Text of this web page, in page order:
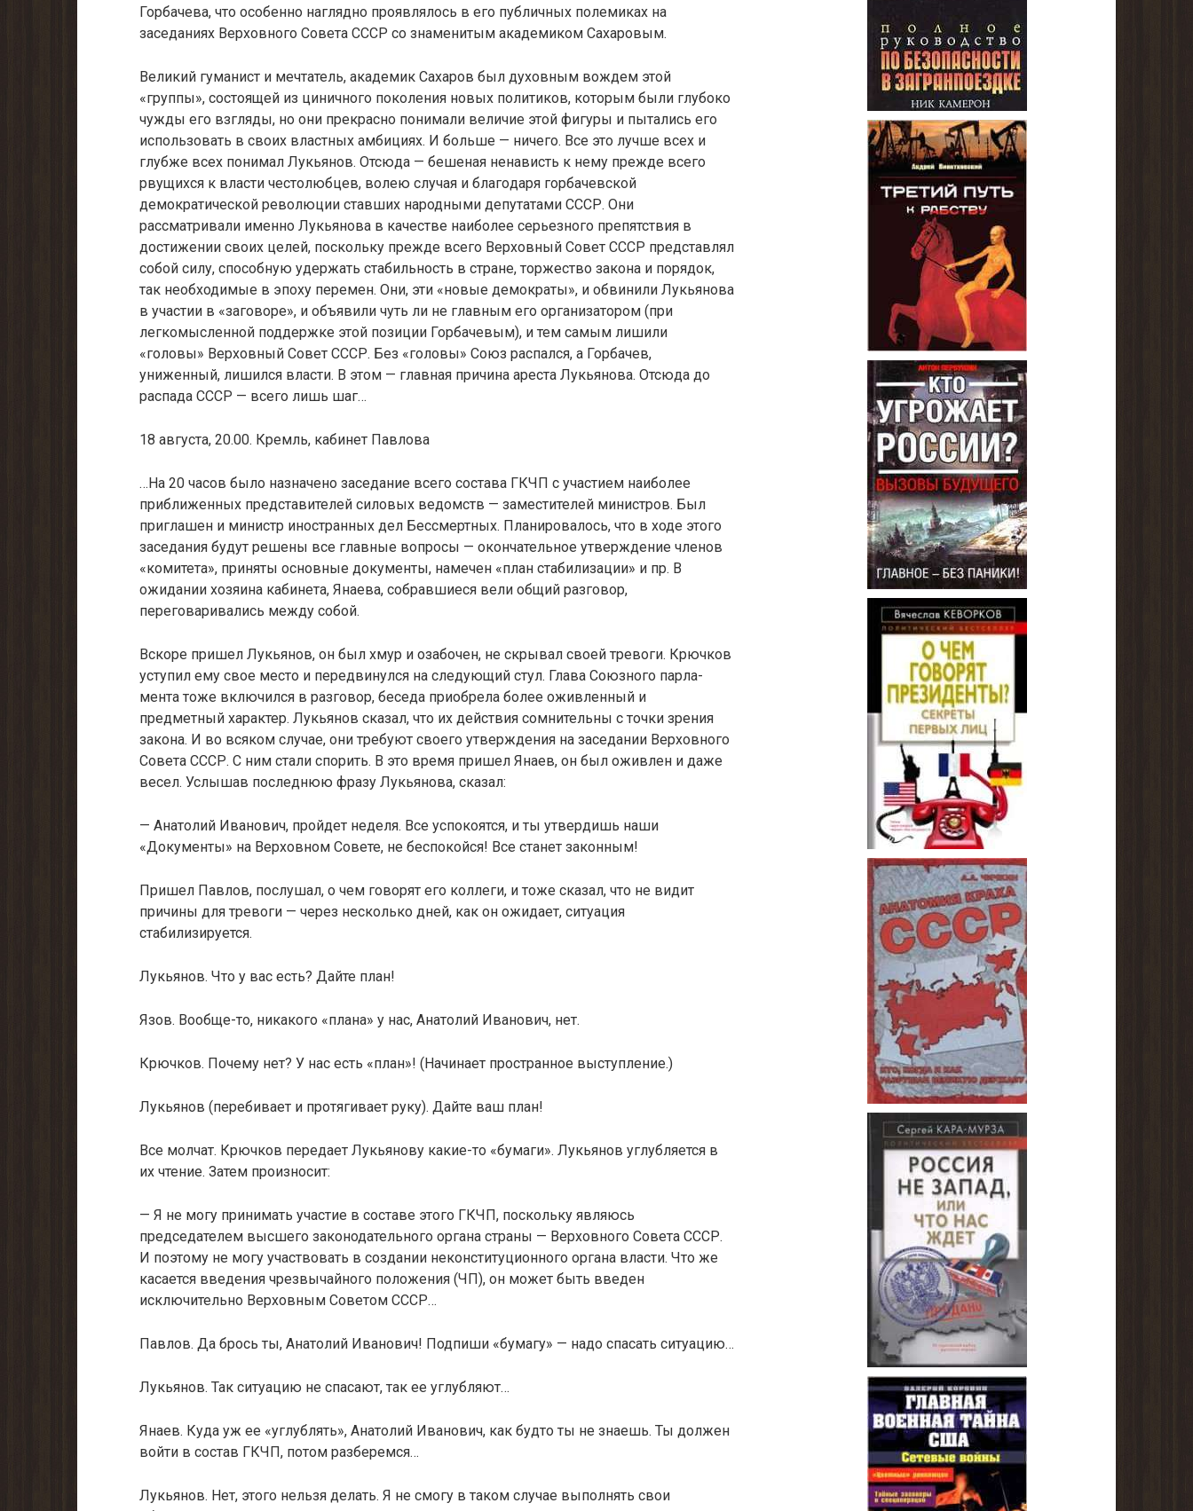
Горбачева, что особенно наглядно проявлялось в его публичных полемиках на
заседаниях Верховного Совета СССР со знаменитым академиком Сахаровым.
Великий гуманист и мечтатель, академик Сахаров был духовным вождем этой
«группы», состоящей из циничного поколения новых политиков, которым были глубоко
чужды его взгляды, но они прекрасно понимали величие этой фигу­ры и пытались его
использовать в своих властных амбициях. И больше — ничего. Все это лучше всех и
глубже всех пони­мал Лукьянов. Отсюда — бешеная ненависть к нему прежде всего
рвущихся к власти честолюбцев, волею случая и благо­даря горбачевской
демократической революции ставших на­родными депутатами СССР. Они
рассматривали именно Лукьянова в качестве наиболее серьезного препятствия в
достижении своих целей, поскольку прежде всего Верхов­ный Совет СССР представлял
собой силу, способную удер­жать стабильность в стране, торжество закона и порядок,
так необходимые в эпоху перемен. Они, эти «новые демократы», и обвинили Лукьянова
в участии в «заговоре», и объявили чуть ли не главным его организатором (при
легкомысленной поддержке этой позиции Горбачевым), и тем самым лишили
«головы» Верховный Совет СССР. Без «головы» Союз рас­пался, а Горбачев,
униженный, лишился власти. В этом — главная причина ареста Лукьянова. Отсюда до
распада СССР — всего лишь шаг…
18 августа, 20.00. Кремль, кабинет Павлова
…На 20 часов было назначено заседание всего состава ГКЧП с участием наиболее
приближенных представителей силовых ведомств — заместителей министров. Был
пригла­шен и министр иностранных дел Бессмертных. Планирова­лось, что в ходе этого
заседания будут решены все главные вопросы — окончательное утверждение членов
«комитета», приняты основные документы, намечен «план стабилиза­ции» и пр. В
ожидании хозяина кабинета, Янаева, собрав­шиеся вели общий разговор,
переговаривались между собой.
Вскоре пришел Лукьянов, он был хмур и озабочен, не скрывал своей тревоги. Крючков
уступил ему свое место и передвинулся на следующий стул. Глава Союзного парла­
мента тоже включился в разговор, беседа приобрела более оживленный и
предметный характер. Лукьянов сказал, что их действия сомнительны с точки зрения
закона. И во вся­ком случае, они требуют своего утверждения на заседании Верховного
Совета СССР. С ним стали спорить. В это время пришел Янаев, он был оживлен и даже
весел. Услышав по­следнюю фразу Лукьянова, сказал:
— Анатолий Иванович, пройдет неделя. Все успокоятся, и ты утвердишь наши
«Документы» на Верховном Совете, не беспокойся! Все станет законным!
Пришел Павлов, послушал, о чем говорят его коллеги, и тоже сказал, что не видит
причины для тревоги — через не­сколько дней, как он ожидает, ситуация
стабилизируется.
Лукьянов. Что у вас есть? Дайте план!
Язов. Вообще-то, никакого «плана» у нас, Анатолий Ива­нович, нет.
Крючков. Почему нет? У нас есть «план»! (Начинает пространное выступление.)
Лукьянов (перебивает и протягивает руку). Дайте ваш план!
Все молчат. Крючков передает Лукьянову какие-то «бу­маги». Лукьянов углубляется в
их чтение. Затем произно­сит:
— Я не могу принимать участие в составе этого ГКЧП, поскольку являюсь
председателем высшего законодательно­го органа страны — Верховного Совета СССР.
И поэтому не могу участвовать в создании неконституционного органа власти. Что же
касается введения чрезвычайного положения (ЧП), он может быть введен
исключительно Верховным Со­ветом СССР…
Павлов. Да брось ты, Анатолий Иванович! Подпиши «бу­магу» — надо спасать ситуацию…
Лукьянов. Так ситуацию не спасают, так ее углубляют…
Янаев. Куда уж ее «углублять», Анатолий Иванович, как будто ты не знаешь. Ты должен
войти в состав ГКЧП, потом разберемся…
Лукьянов. Нет, этого нельзя делать. Я не смогу в таком случае выполнять свои